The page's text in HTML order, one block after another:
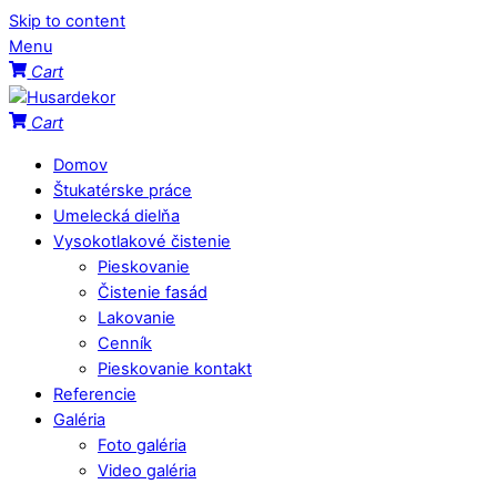
Skip to content
Menu
Cart
Cart
Domov
Štukatérske práce
Umelecká dielňa
Vysokotlakové čistenie
Pieskovanie
Čistenie fasád
Lakovanie
Cenník
Pieskovanie kontakt
Referencie
Galéria
Foto galéria
Video galéria